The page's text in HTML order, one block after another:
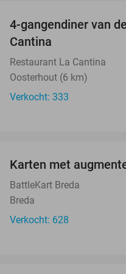
4-gangendiner van
Cantina
Restaurant La Cantina
Oosterhout (6 km)
Verkocht: 333
Karten met
BattleKart Breda
Breda
Verkocht: 628